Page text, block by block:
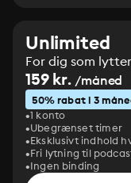
Unlimited
For dig som
159 kr. /måned
50% rabat i 3
1 konto
Ubegrænset timer
Eksklusivt indhold
Fri lytning til
Ingen binding